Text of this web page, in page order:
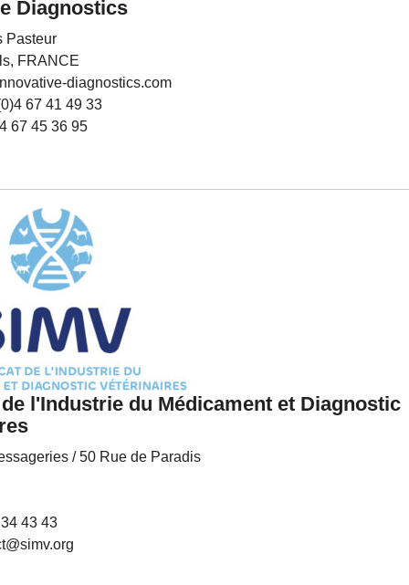
Diagnostics
Pasteur
FRANCE
diagnostics.com
67 41 49 33
67 45 36 95
l'Industrie du Médicament et Diagnostic
/ 50 Rue de Paradis
43 43